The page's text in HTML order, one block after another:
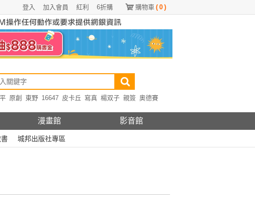
購物車 ( 0 )
6折購
紅利
加入會員
登入
原創 東野 16647 皮卡丘 寫真 楊双子 親簽 奧德賽
漫畫館 影音館
城邦出版社專區